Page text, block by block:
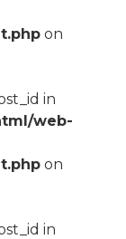
on
in
web-
on
in